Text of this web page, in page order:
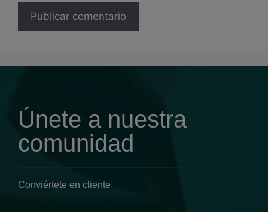
Únete a nuestra
comunidad
Conviértete en cliente